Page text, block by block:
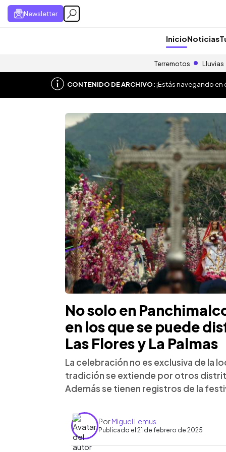
Newsletter
InicioNoticias
Terremotos Lluvias
CONTENIDO DE ARCHIVO:¡Estás navegando en
No solo en
en los que se puede
Las Flores y La Palmas
La celebración no es exclusiva de la
tradición se extiende por otros
Además se tienen registros de la
PorMiguel Lemus
Publicado el 21 de febrero de 2025